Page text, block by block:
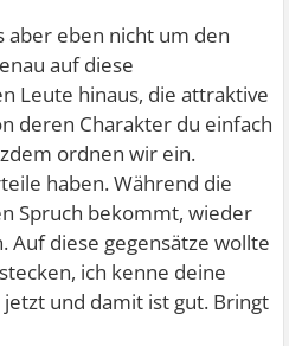
aber eben nicht um den
auf diese
Leute hinaus, die attraktive
deren Charakter du einfach
ordnen wir ein.
haben. Während die
Spruch bekommt, wieder
Auf diese gegensätze wollte
ich kenne deine
und damit ist gut. Bringt